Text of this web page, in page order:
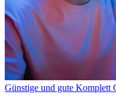
Günstige und gute Komplett